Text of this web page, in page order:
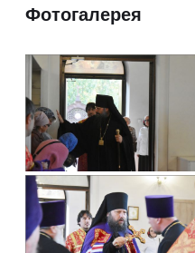
Фотогалерея